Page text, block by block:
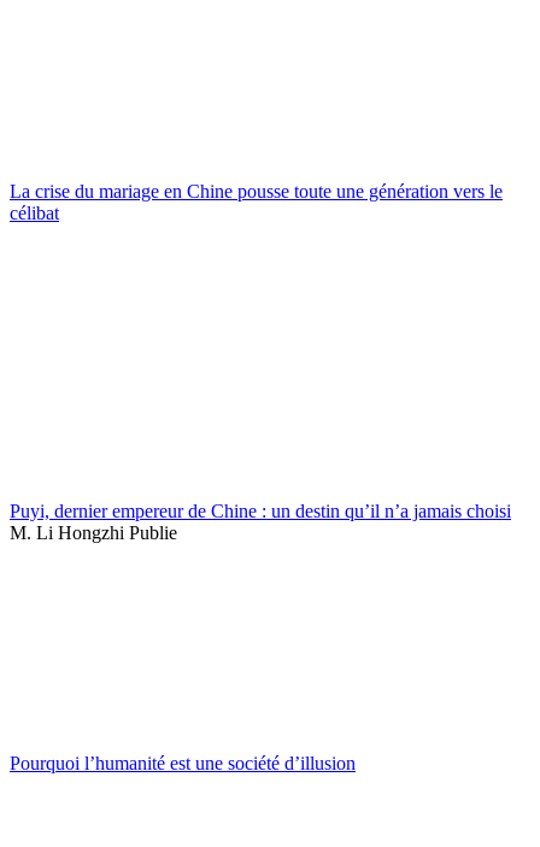
La crise du mariage en Chine pousse toute une génération vers le
célibat
Puyi, dernier empereur de Chine : un destin qu’il n’a jamais choisi
M. Li Hongzhi Publie
Pourquoi l’humanité est une société d’illusion